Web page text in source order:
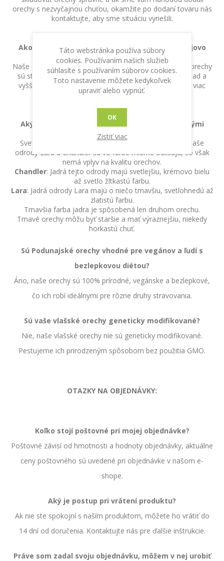
orechy s nezvyčajnou chuťou, okamžite po dodaní tovaru nás
kontaktujte, aby sme situáciu vyriešili.
Ako sa líšia ručne lúpane vlašské orechy od strojovo
lúpaných?
Naše orechy sú ručne lúpané a triedené. Ručne lúpané orechy
sú starostlivo vybrané, čo zabezpečuje minimálny odpad a
vyššiu kvalitu jadra. Strojovo lúpané môžu obsahovať viac
poškodených jadier.
Aký je rozdiel medzi svetlými a tmavými vlašskými
orechmi?
Svetlé orechy sú čerstvejšie a majú jemnejšiu chuť. Naše
odrody Lara a Chandler sa vo farbe mierne odlišujú, čo však
nemá vplyv na kvalitu orechov.
Chandler: Jadrá tejto odrody majú svetlejšiu, krémovo bielu
až svetlo žltkastú farbu.
Lara: Jadrá odrody Lara majú o niečo tmavšiu, svetlohnedú až
zlatistú farbu.
Tmavšia farba jadra je spôsobená len druhom orechu.
Tmavé orechy môžu byť staršie a mať výraznejšiu, niekedy
horkastú chuť.
Sú Podunajské orechy vhodné pre vegánov a ľudí s
bezlepkovou diétou?
Áno, naše orechy sú 100% prírodné, vegánske a bezlepkové,
čo ich robí ideálnymi pre rôzne druhy stravovania.
Sú vaše vlašské orechy geneticky modifikované?
Nie, naše vlašské orechy nie sú geneticky modifikované.
Pestujeme ich prirodzeným spôsobom bez použitia GMO.
OTAZKY NA OBJEDNÁVKY:
Koľko stojí poštovné pri mojej objednávke?
Poštovné závisí od hmotnosti a hodnoty objednávky, aktuálne
ceny poštovného sú uvedené pri objednávke v našom e-
shope.
Aký je postup pri vrátení produktu?
Ak nie ste spokojní s naším produktom, môžete ho vrátiť do
14 dní od doručenia. Kontaktujte nás pre ďalšie inštrukcie.
Práve som zadal svoju objednávku, môžem v nej urobiť
Táto webstránka používa súbory
cookies. Používaním našich služieb
súhlasíte s používaním súborov cookies.
Toto nastavenie môžete kedykoľvek
upraviť alebo vypnúť.
OK
Zistiť viac